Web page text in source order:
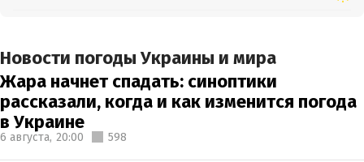
Новости погоды Украины и мира
Жара начнет спадать: синоптики
рассказали, когда и как изменится погода
в Украине
6 августа, 20:00 598